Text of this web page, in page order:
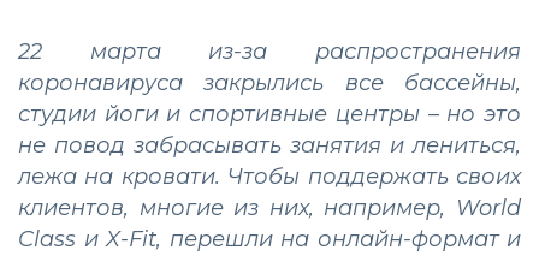
22 марта из-за распространения
коронавируса закрылись все бассейны,
студии йоги и спортивные центры – но это
не повод забрасывать занятия и лениться,
лежа на кровати. Чтобы поддержать своих
клиентов, многие из них, например, World
Class и X-Fit, перешли на онлайн-формат и